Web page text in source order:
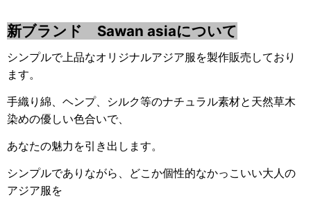
新ブランド Sawan asiaについて
シンプルで上品なオリジナルアジア服を製作販売しており
ます。
手織り綿、ヘンプ、シルク等のナチュラル素材と天然草木
染めの優しい色合いで、
あなたの魅力を引き出します。
シンプルでありながら、どこか個性的なかっこいい大人の
アジア服を